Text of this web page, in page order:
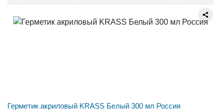
Герметик акриловый KRASS Белый 300 мл Россия